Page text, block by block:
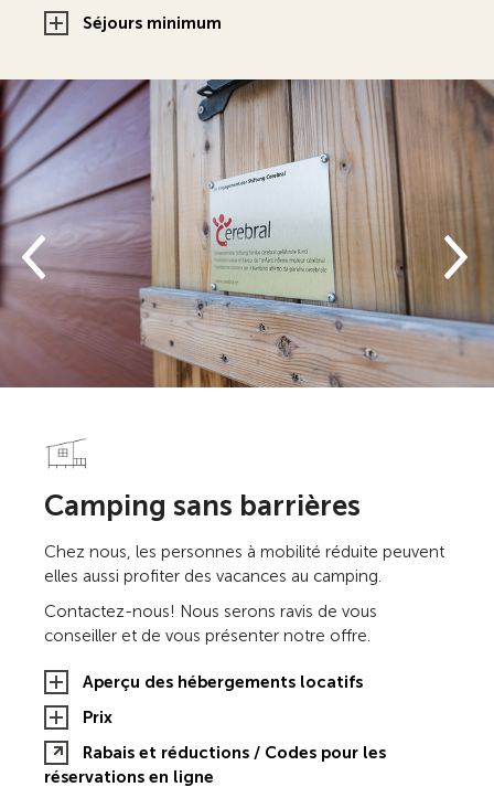
Séjours minimum
Camping sans barrières
Chez nous, les personnes à mobilité réduite peuvent
elles aussi profiter des vacances au camping.
Contactez-nous! Nous serons ravis de vous
conseiller et de vous présenter notre offre.
Aperçu des hébergements locatifs
Prix
Rabais et réductions / Codes pour les
réservations en ligne